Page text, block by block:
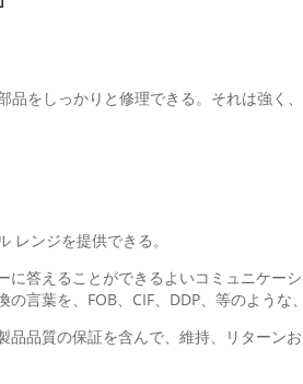
品をしっかりと修理できる。それは強く、
レンジを提供できる。
答えることができるよいコミュニケー
言葉を、FOB、CIF、DDP、等のような
品質の保証を含んで、維持、リターンお